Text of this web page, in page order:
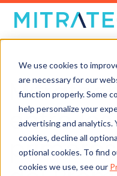
We use cookies to
are necessary for our
function properly. Some
help personalize your
advertising and analytics.
cookies, decline all
optional cookies. To find
cookies we use, see our
entre